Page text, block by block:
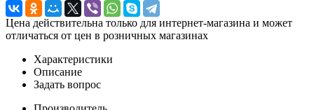
Цена действительна только для интернет-магазина и может
отличаться от цен в розничных магазинах
Характеристики
Описание
Задать вопрос